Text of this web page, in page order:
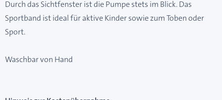
Durch das Sichtfenster ist die Pumpe stets im Blick. Das
Sportband ist ideal für aktive Kinder sowie zum Toben oder
Sport.
Waschbar von Hand